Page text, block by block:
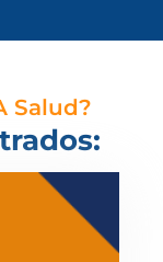
Salud?